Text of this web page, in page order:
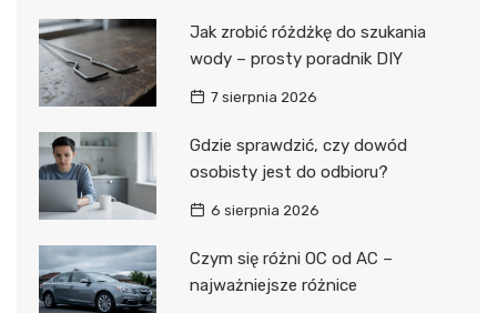
Jak zrobić różdżkę do szukania
wody – prosty poradnik DIY
7 sierpnia 2026
Gdzie sprawdzić, czy dowód
osobisty jest do odbioru?
6 sierpnia 2026
Czym się różni OC od AC –
najważniejsze różnice